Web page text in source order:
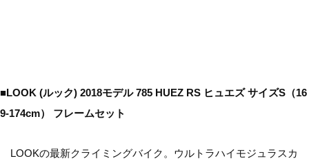
■LOOK (ルック) 2018モデル 785 HUEZ RS ヒュエズ サイズS（16
9-174cm） フレームセット
LOOKの最新クライミングバイク。ウルトラハイモジュラスカ